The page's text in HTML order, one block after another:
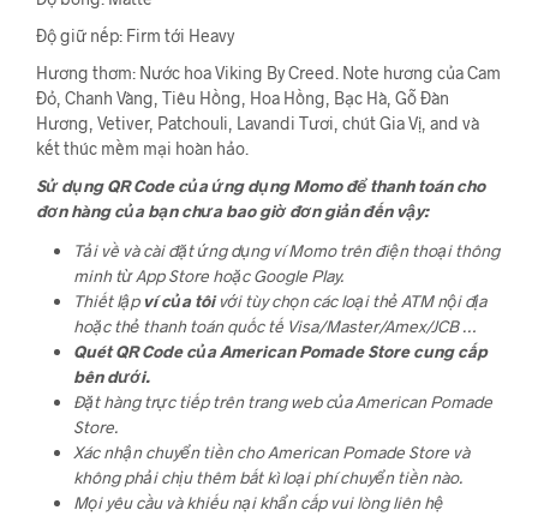
Độ giữ nếp: Firm tới Heavy
Hương thơm: Nước hoa Viking By Creed. Note hương của Cam
Đỏ, Chanh Vàng, Tiêu Hồng, Hoa Hồng, Bạc Hà, Gỗ Đàn
Hương, Vetiver, Patchouli, Lavandi Tươi, chút Gia Vị, and và
kết thúc mềm mại hoàn hảo.
Sử dụng QR Code của ứng dụng Momo để thanh toán cho
đơn hàng của bạn chưa bao giờ đơn giản đến vậy:
Tải về và cài đặt ứng dụng ví Momo trên điện thoại thông
minh từ App Store hoặc Google Play.
Thiết lập ví của tôivới tùy chọn các loại thẻ ATM nội địa
hoặc thẻ thanh toán quốc tế Visa/Master/Amex/JCB …
Quét QR Code của American Pomade Store cung cấp
bên dưới.
Đặt hàng trực tiếp trên trang web của American Pomade
Store.
Xác nhận chuyển tiền cho American Pomade Store và
không phải chịu thêm bất kì loại phí chuyển tiền nào.
Mọi yêu cầu và khiếu nại khẩn cấp vui lòng liên hệ